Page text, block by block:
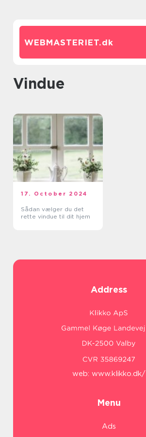
WEBMASTERIET.dk
Vindue
17. October 2024
Sådan vælger du det
rette vindue til dit hjem
Address
web: www.klikko.dk/
Menu
Ads